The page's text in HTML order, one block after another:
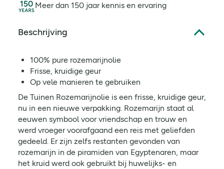
Meer dan 150 jaar kennis en ervaring
Beschrijving
100% pure rozemarijnolie
Frisse, kruidige geur
Op vele manieren te gebruiken
De Tuinen Rozemarijnolie is een frisse, kruidige geur,
nu in een nieuwe verpakking. Rozemarijn staat al
eeuwen symbool voor vriendschap en trouw en
werd vroeger voorafgaand een reis met geliefden
gedeeld. Er zijn zelfs restanten gevonden van
rozemarijn in de piramiden van Egyptenaren, maar
het kruid werd ook gebruikt bij huwelijks- en